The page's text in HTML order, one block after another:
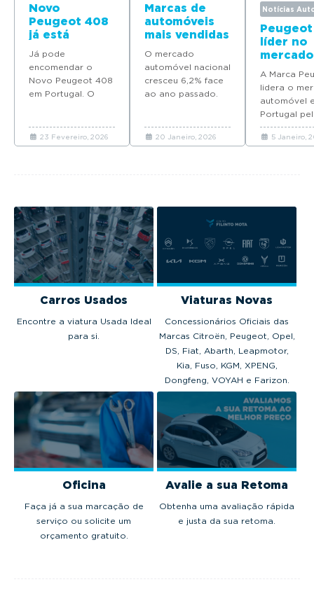
Novo
Peugeot 408
já está
disponível
para
encomenda
em Portugal
Já pode
encomendar o
Novo Peugeot 408
em Portugal. O
com preços a
partir de 37.065
23 Fevereiro, 2026
Marcas de
automóveis
mais vendidas
em Portugal
em 2025
O mercado
automóvel nacional
cresceu 6,2% face
ao ano passado.
automóveis novos
venderam em
20 Janeiro, 2026
Notícias
líder no
mercado
quatro
modelos
Top 10
vendas
2025
A Marca
lidera o
automóvel
Portugal
ano
coloca
5 Janeiro,
Carros Usados
Encontre a viatura Usada Ideal
para si.
Viaturas Novas
Concessionários Oficiais das
Marcas Citroën, Peugeot, Opel,
DS, Fiat, Abarth, Leapmotor,
Kia, Fuso, KGM, XPENG,
Dongfeng, VOYAH e Farizon.
Oficina
Faça já a sua marcação de
serviço ou solicite um
orçamento gratuito.
Avalie a sua Retoma
Obtenha uma avaliação rápida
e justa da sua retoma.